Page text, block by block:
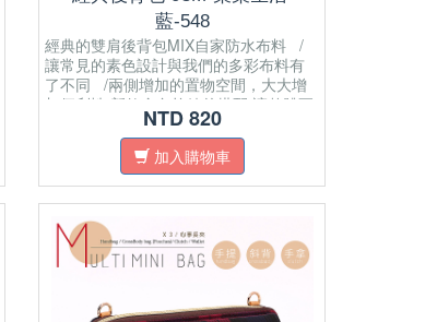
藍-548
經典的雙肩後背包MIX自家防水布料 /
讓常見的素色設計與我們的多彩布料有
了不同 /兩側增加的置物空間，大大增
加便利性 新款金色拉鍊的搭配,讓整體更
NTD 820
加入購物車